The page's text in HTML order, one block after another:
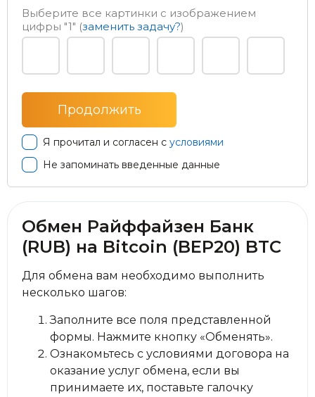
Выберите все картинки с изображением
цифры "1" (заменить задачу?)
Я прочитал и согласен с условиями
Не запоминать введенные данные
Обмен Райффайзен Банк
(RUB) на Bitcoin (BEP20) BTC
Для обмена вам необходимо выполнить
несколько шагов:
Заполните все поля представленной
формы. Нажмите кнопку «Обменять».
Ознакомьтесь с условиями договора на
оказание услуг обмена, если вы
принимаете их, поставьте галочку